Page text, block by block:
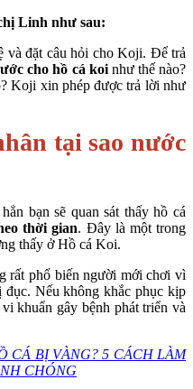
Linh như sau:
và đặt câu hỏi cho Koji. Để trả
cho hồ cá koinhư thế nào?
Koji xin phép được trả lời như
tại sao nước
bạn sẽ quan sát thấy hồ cá
thời gian. Đây là một trong
thấy ở Hồ cá Koi.
rất phổ biến người mới chơi vì
Nếu không khắc phục kịp
khuẩn gây bệnh phát triển và
CÁ BỊ VÀNG? 5 CÁCH LÀM
CHÓNG